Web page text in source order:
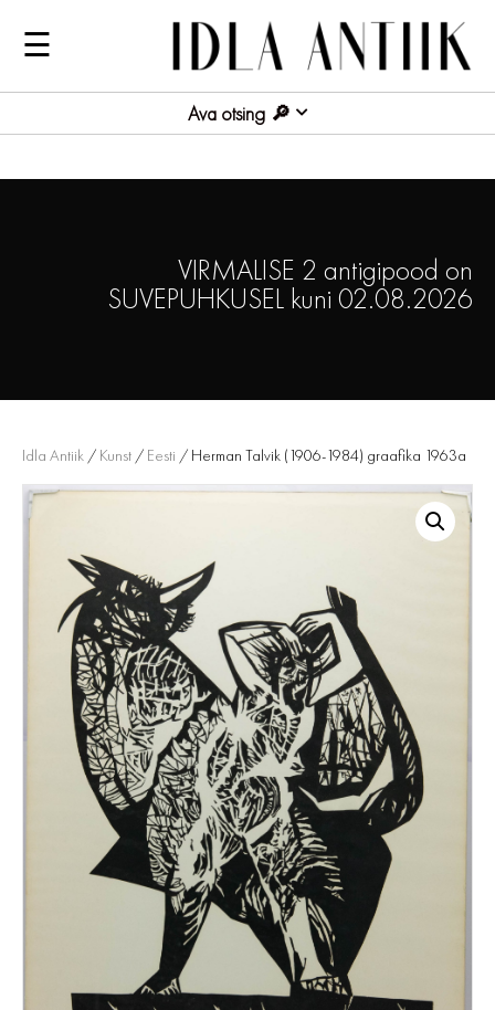
☰
Ava otsing
VIRMALISE 2 antigipood on
SUVEPUHKUSEL kuni 02.08.2026
Idla Antiik / Kunst / Eesti / Herman Talvik (1906-1984) graafika 1963a